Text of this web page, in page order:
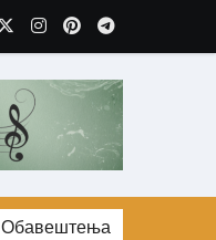
Обавештења